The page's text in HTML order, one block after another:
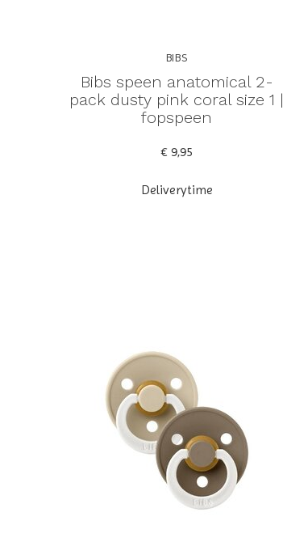
BIBS
Bibs speen anatomical 2-
pack dusty pink coral size 1 |
fopspeen
€ 9,95
Deliverytime